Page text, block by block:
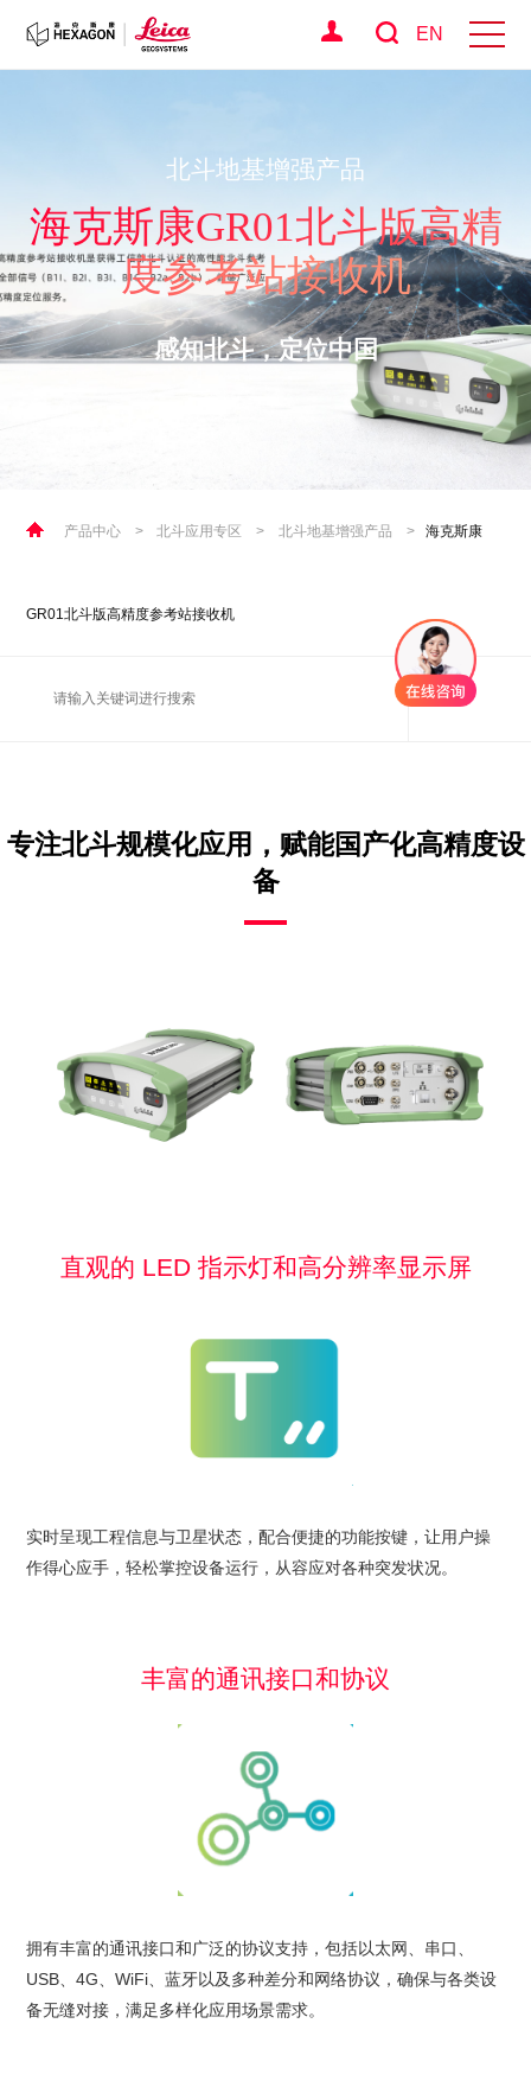
EN
北斗地基增强产品
海克斯康GR01北斗版高精
度参考站接收机
感知北斗，定位中国
产品中心 > 北斗应用专区 > 北斗地基增强产品 > 海克斯康
GR01北斗版高精度参考站接收机
专注北斗规模化应用，赋能国产化高精度设
备
直观的 LED 指示灯和高分辨率显示屏
实时呈现工程信息与卫星状态，配合便捷的功能按键，让用户操
作得心应手，轻松掌控设备运行，从容应对各种突发状况。
丰富的通讯接口和协议
拥有丰富的通讯接口和广泛的协议支持，包括以太网、串口、
USB、4G、WiFi、蓝牙以及多种差分和网络协议，确保与各类设
备无缝对接，满足多样化应用场景需求。